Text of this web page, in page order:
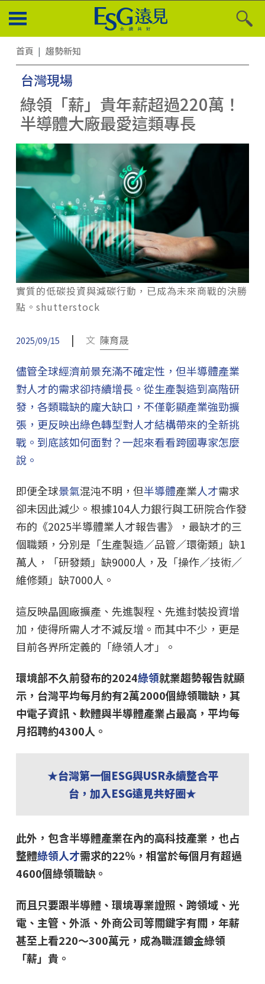
首頁 趨勢新知
台灣現場
綠領「薪」貴年薪超過220萬！
半導體大廠最愛這類專長
實質的低碳投資與減碳行動，已成為未來商戰的決勝
點。shutterstock
2025/09/15 | 文 陳育晟
儘管全球經濟前景充滿不確定性，但半導體產業
對人才的需求卻持續增長。從生產製造到高階研
發，各類職缺的龐大缺口，不僅彰顯產業強勁擴
張，更反映出綠色轉型對人才結構帶來的全新挑
戰。到底該如何面對？一起來看看跨國專家怎麼
說。
即便全球景氣混沌不明，但半導體產業人才需求
卻未因此減少。根據104人力銀行與工研院合作發
布的《2025半導體業人才報告書》，最缺才的三
個職類，分別是「生產製造／品管／環衛類」缺1
萬人，「研發類」缺9000人，及「操作／技術／
維修類」缺7000人。
這反映晶圓廠擴產、先進製程、先進封裝投資增
加，使得所需人才不減反增。而其中不少，更是
目前各界所定義的「綠領人才」。
環境部不久前發布的2024綠領就業趨勢報告就顯
示，台灣平均每月約有2萬2000個綠領職缺，其
中電子資訊、軟體與半導體產業占最高，平均每
月招聘約4300人。
★台灣第一個ESG與USR永續整合平
台，加入ESG遠見共好圈★
此外，包含半導體產業在內的高科技產業，也占
整體綠領人才需求的22％，相當於每個月有超過
4600個綠領職缺。
而且只要跟半導體、環境專業證照、跨領域、光
電、主管、外派、外商公司等關鍵字有關，年薪
甚至上看220～300萬元，成為職涯鍍金綠領
「薪」貴。